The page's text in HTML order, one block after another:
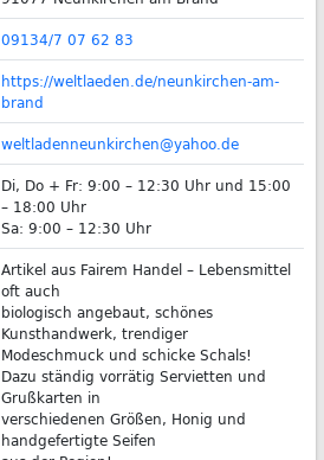
09134/7 07 62 83
https://weltlaeden.de/neunkirchen-am-
brand
weltladenneunkirchen@yahoo.de
Di, Do + Fr: 9:00 – 12:30 Uhr und 15:00
– 18:00 Uhr
Sa: 9:00 – 12:30 Uhr
Artikel aus Fairem Handel – Lebensmittel
oft auch
biologisch angebaut, schönes
Kunsthandwerk, trendiger
Modeschmuck und schicke Schals!
Dazu ständig vorrätig Servietten und
Grußkarten in
verschiedenen Größen, Honig und
handgefertigte Seifen